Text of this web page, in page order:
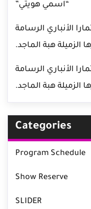
“اسمي هويتي”
الأنباري الرسامة
الزميلة هبة الماجد.
الأنباري الرسامة
الزميلة هبة الماجد.
Categories
Program Schedule
Show Reserve
SLIDER